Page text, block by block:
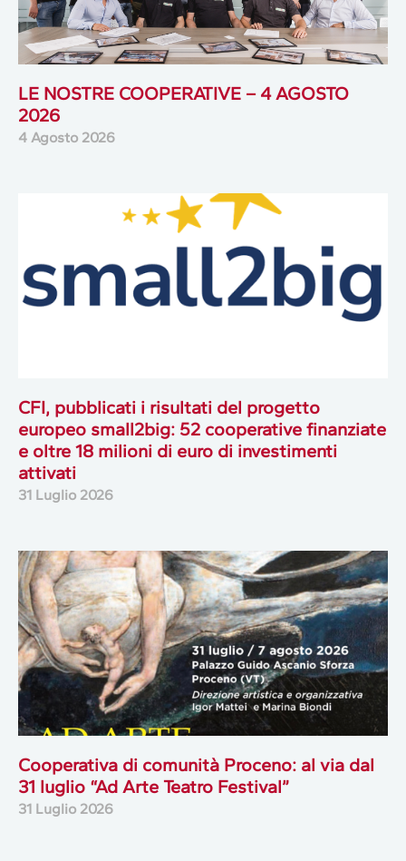
LE NOSTRE COOPERATIVE – 4 AGOSTO
2026
4 Agosto 2026
CFI, pubblicati i risultati del progetto
europeo small2big: 52 cooperative finanziate
e oltre 18 milioni di euro di investimenti
attivati
31 Luglio 2026
Cooperativa di comunità Proceno: al via dal
31 luglio “Ad Arte Teatro Festival”
31 Luglio 2026